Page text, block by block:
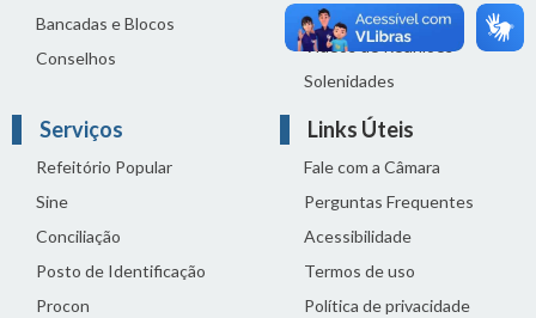
Bancadas e Blocos
Conselhos
Sala de Imprensa
Vídeos de Reuniões
Solenidades
Serviços
Refeitório Popular
Sine
Conciliação
Posto de Identificação
Procon
Links Úteis
Fale com a Câmara
Perguntas Frequentes
Acessibilidade
Termos de uso
Política de privacidade